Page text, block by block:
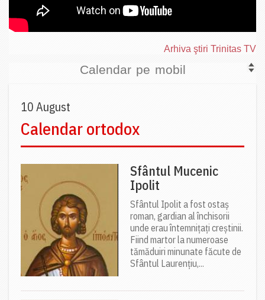
Arhiva ştiri Trinitas TV
Calendar pe mobil
10 August
Calendar ortodox
Sfântul Mucenic
Ipolit
Sfântul Ipolit a fost ostaș
roman, gardian al închisorii
unde erau întemnițați creștinii.
Fiind martor la numeroase
tămăduiri minunate făcute de
Sfântul Laurențiu,...